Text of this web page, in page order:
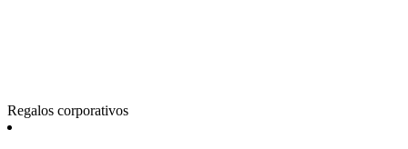
Regalos corporativos